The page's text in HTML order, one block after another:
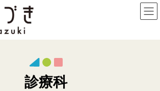
診療科